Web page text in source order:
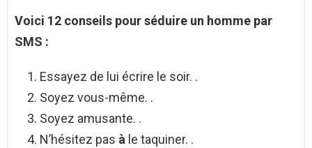
Voici 12 conseils pourséduire un homme par
SMS :
Essayez de lui écrire le soir. .
Soyez vous-même. .
Soyez amusante. .
N’hésitez pas à le taquiner. .